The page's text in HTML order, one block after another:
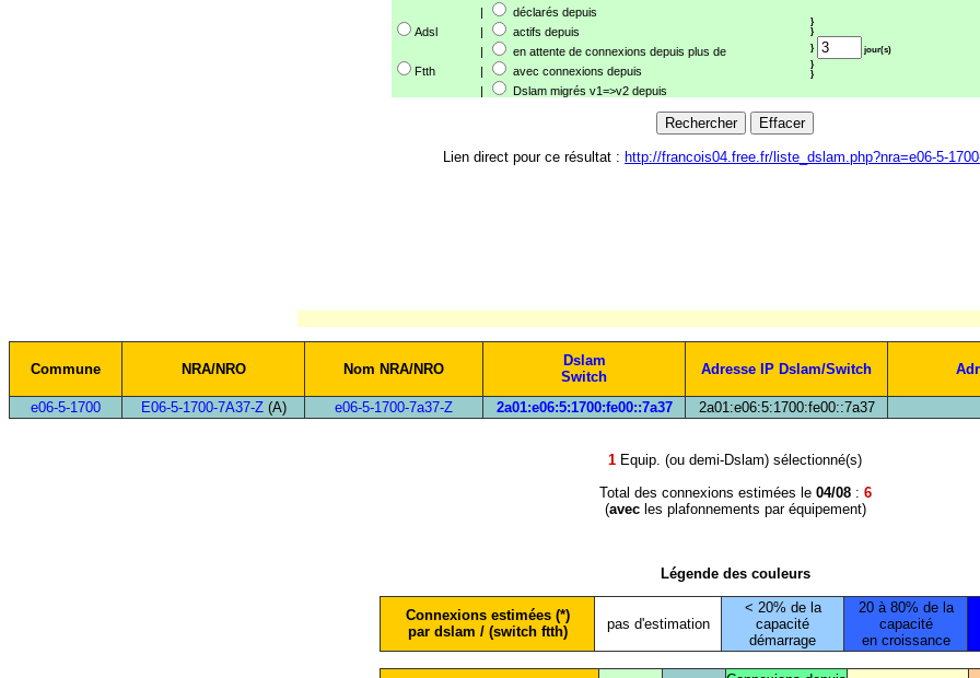
|
déclarés depuis
}
}
}
jour(s)
}
}
Adsl |
actifs depuis
|
en attente de connexions depuis plus de
Ftth
|
avec connexions depuis
|
Dslam migrés v1=>v2 depuis
Lien direct pour ce résultat : http://francois04.free.fr/liste_dslam.php?nra=e06-5-
Commune NRA/NRO Nom NRA/NRO
Dslam
Switch
Adresse IP Dslam/Switch
e06-5-1700
E06-5-1700-7A37-Z(A) e06-5-1700-7a37-Z 2a01:e06:5:1700:fe00::7a37 2a01:e06:5:1700:fe00::7a37
1 Equip. (ou demi-Dslam) sélectionné(s)
Total des connexions estimées le 04/08: 6
(avecles plafonnements par équipement)
Légende des couleurs
Connexions estimées (*)
par dslam / (switch ftth)
pas d'estimation
< 20% de la
capacité
démarrage
20 à 80% de la
capacité
en croissance